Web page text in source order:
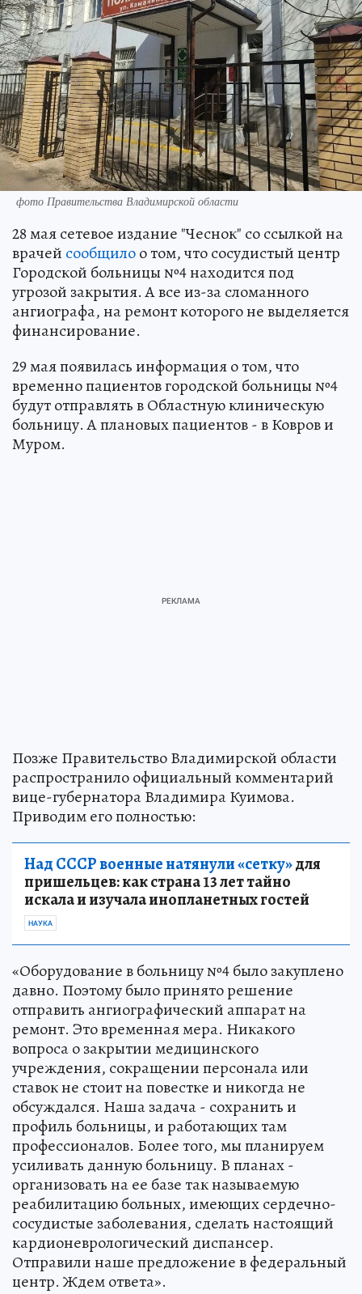
фото Правительства Владимирской области
28 мая сетевое издание "Чеснок" со ссылкой на
врачей сообщилоо том, что сосудистый центр
Городской больницы №4 находится под
угрозой закрытия. А все из-за сломанного
ангиографа, на ремонт которого не выделяется
финансирование.
29 мая появилась информация о том, что
временно пациентов городской больницы №4
будут отправлять в Областную клиническую
больницу. А плановых пациентов - в Ковров и
Муром.
Позже Правительство Владимирской области
распространило официальный комментарий
вице-губернатора Владимира Куимова.
Приводим его полностью:
Над СССР военные натянули «сетку»для
пришельцев: как страна 13 лет тайно
искала и изучала инопланетных гостей
НАУКА
«Оборудование в больницу №4 было закуплено
давно. Поэтому было принято решение
отправить ангиографический аппарат на
ремонт. Это временная мера. Никакого
вопроса о закрытии медицинского
учреждения, сокращении персонала или
ставок не стоит на повестке и никогда не
обсуждался. Наша задача - сохранить и
профиль больницы, и работающих там
профессионалов. Более того, мы планируем
усиливать данную больницу. В планах -
организовать на ее базе так называемую
реабилитацию больных, имеющих сердечно-
сосудистые заболевания, сделать настоящий
кардионеврологический диспансер.
Отправили наше предложение в федеральный
центр. Ждем ответа».